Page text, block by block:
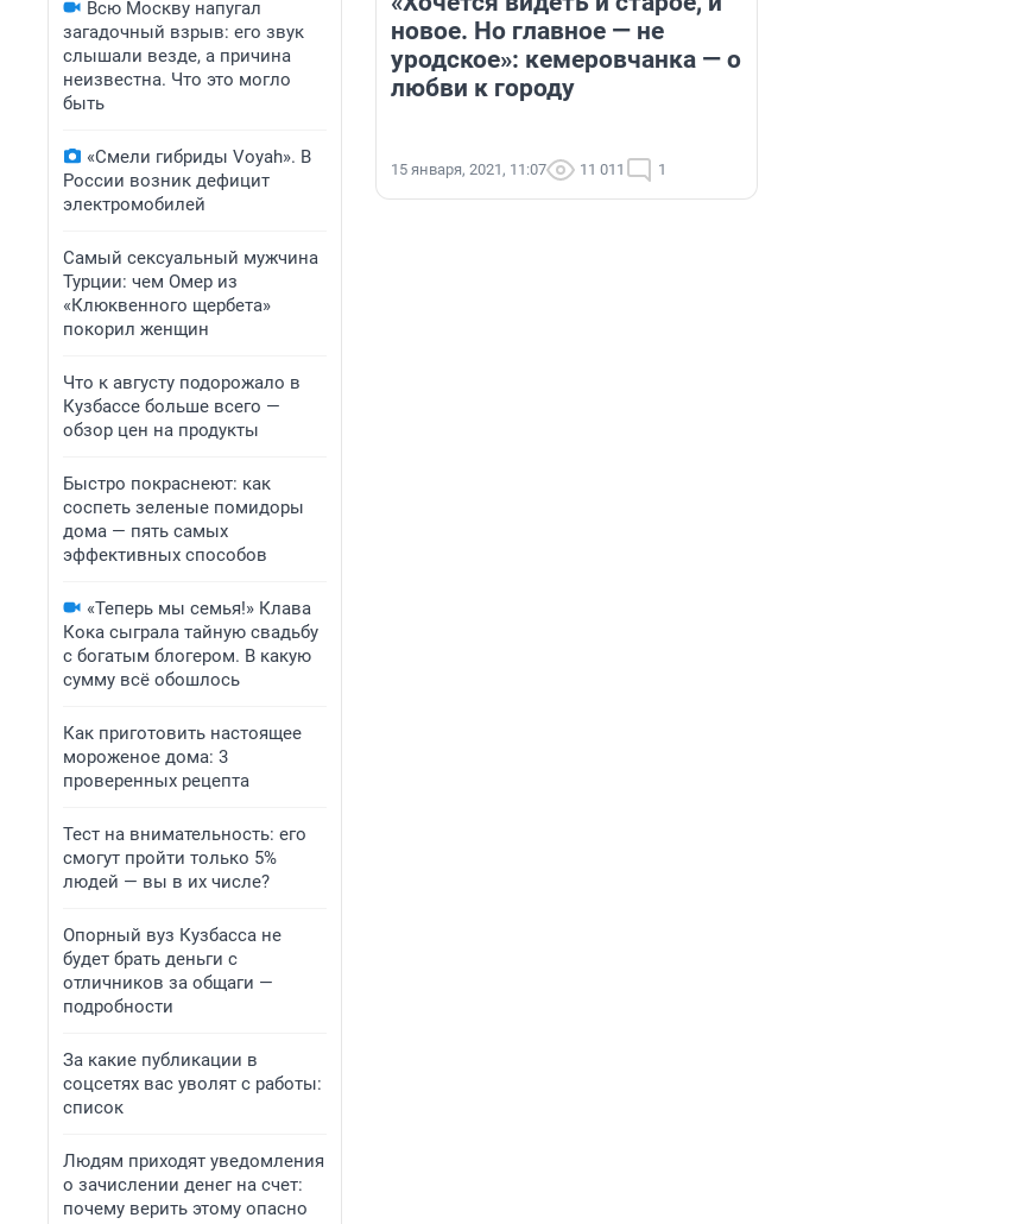
Всю Москву напугал
загадочный взрыв: его звук
слышали везде, а причина
неизвестна. Что это могло
быть
«Смели гибриды Voyah». В
России возник дефицит
электромобилей
Самый сексуальный мужчина
Турции: чем Омер из
«Клюквенного щербета»
покорил женщин
Что к августу подорожало в
Кузбассе больше всего —
обзор цен на продукты
Быстро покраснеют: как
соспеть зеленые помидоры
дома — пять самых
эффективных способов
«Теперь мы семья!» Клава
Кока сыграла тайную свадьбу
с богатым блогером. В какую
сумму всё обошлось
Как приготовить настоящее
мороженое дома: 3
проверенных рецепта
Тест на внимательность: его
смогут пройти только 5%
людей — вы в их числе?
Опорный вуз Кузбасса не
будет брать деньги с
отличников за общаги —
подробности
За какие публикации в
соцсетях вас уволят с работы:
список
Людям приходят уведомления
о зачислении денег на счет:
почему верить этому опасно
новое. Но главное — не
уродское»: кемеровчанка — о
любви к городу
15 января, 2021, 11:07 11 011 1